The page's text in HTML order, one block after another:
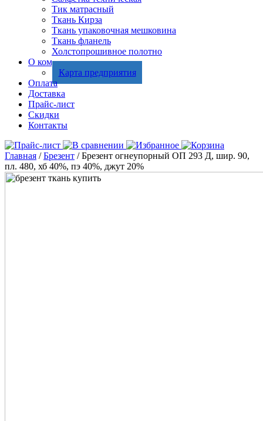
Тик матрасный
Ткань Кирза
Ткань упаковочная мешковина
Ткань фланель
Холстопрошивное полотно
О компании
Карта предприятия
Оплата
Доставка
Прайс-лист
Скидки
Контакты
Главная /Брезент / Брезент огнеупорный ОП 293 Д, шир. 90,
пл. 480, хб 40%, пэ 40%, джут 20%